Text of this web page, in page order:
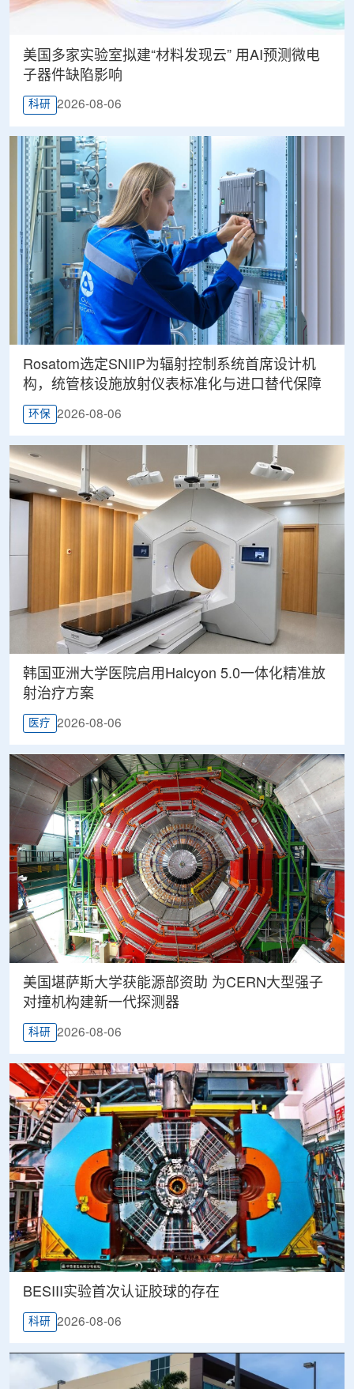
美国多家实验室拟建“材料发现云” 用AI预测微电
子器件缺陷影响
科研 2026-08-06
Rosatom选定SNIIP为辐射控制系统首席设计机
构，统管核设施放射仪表标准化与进口替代保障
环保 2026-08-06
韩国亚洲大学医院启用Halcyon 5.0一体化精准放
射治疗方案
医疗 2026-08-06
美国堪萨斯大学获能源部资助 为CERN大型强子
对撞机构建新一代探测器
科研 2026-08-06
BESIII实验首次认证胶球的存在
科研 2026-08-06